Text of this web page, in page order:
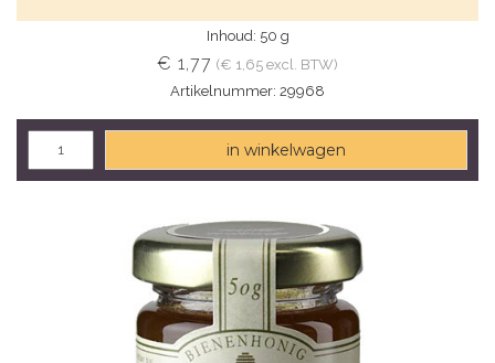
Inhoud: 50 g
€ 1,77 (€ 1,65 excl. BTW)
Artikelnummer: 29968
in winkelwagen